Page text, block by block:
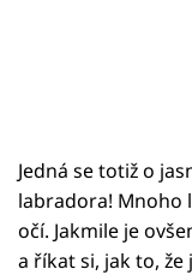
Jedná se totiž o
labradora! Mnoho
očí. Jakmile je
a říkat si, jak to,